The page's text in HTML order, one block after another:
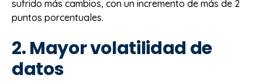
sufrido más cambios, con un incremento de más de 2
puntos porcentuales.
2. Mayor volatilidad de
datos